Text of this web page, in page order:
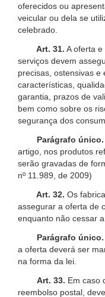
oferecidos ou
veicular ou dela se
celebrado.
Art. 31. A oferta
serviços devem
precisas, ostensivas
características,
garantia, prazos de
bem como sobre os
segurança dos
Parágrafo único.
artigo, nos produtos
serão gravadas de
nº 11.989, de 2009)
Art. 32. Os
assegurar a oferta de
enquanto não cessar
Parágrafo único.
a oferta deverá ser
na forma da lei.
Art. 33. Em caso
reembolso postal,